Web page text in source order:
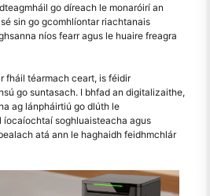
go díreach le monaróirí an
sin go gcomhlíontar riachtanais
níos fearr agus le huaire freagra
fháil téarmach ceart, is féidir
go suntasach. I bhfad an digitalizaithe,
ag lánpháirtiú go dlúth le
soghluaisteacha agus
atá ann le haghaidh feidhmchlár